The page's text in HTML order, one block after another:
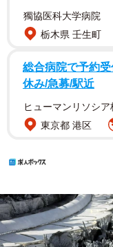
獨協医科大学病院
栃木県 壬生町
総合病院で予約
休み/急募/駅近
ヒューマンリソシア
東京都 港区